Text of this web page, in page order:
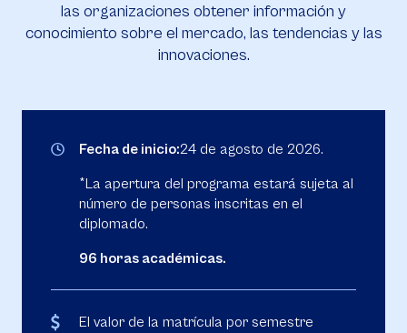
las organizaciones obtener información y
conocimiento sobre el mercado, las tendencias y las
innovaciones.
Fecha de inicio:24 de agosto de 2026.
*La apertura del programa estará sujeta al
número de personas inscritas en el
diplomado.
96 horas académicas.
El valor de la matrícula por semestre